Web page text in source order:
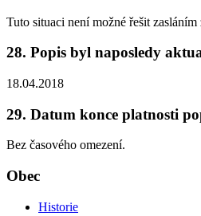
Tuto situaci není možné řešit
28. Popis byl naposledy
18.04.2018
29. Datum konce platnosti
Bez časového omezení.
Obec
Historie